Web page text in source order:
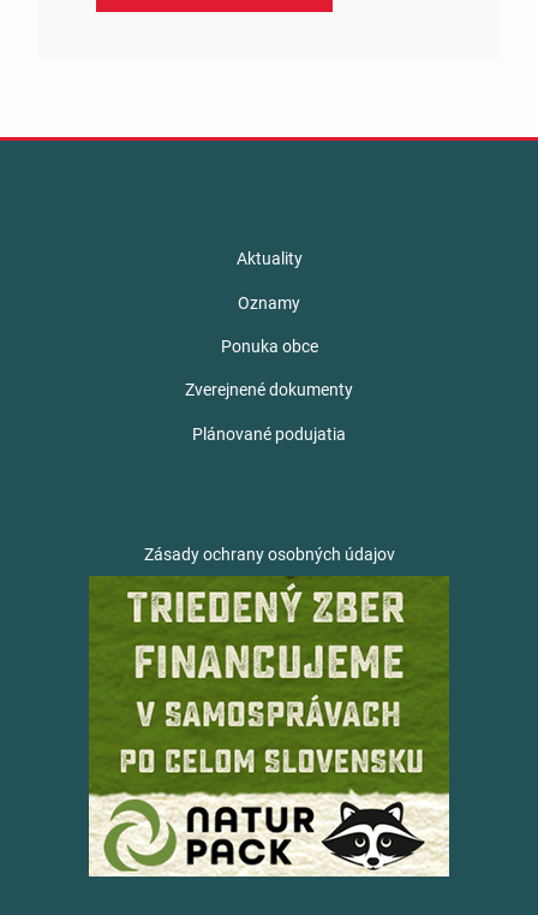
Aktuality
Oznamy
Ponuka obce
Zverejnené dokumenty
Plánované podujatia
Zásady ochrany osobných údajov